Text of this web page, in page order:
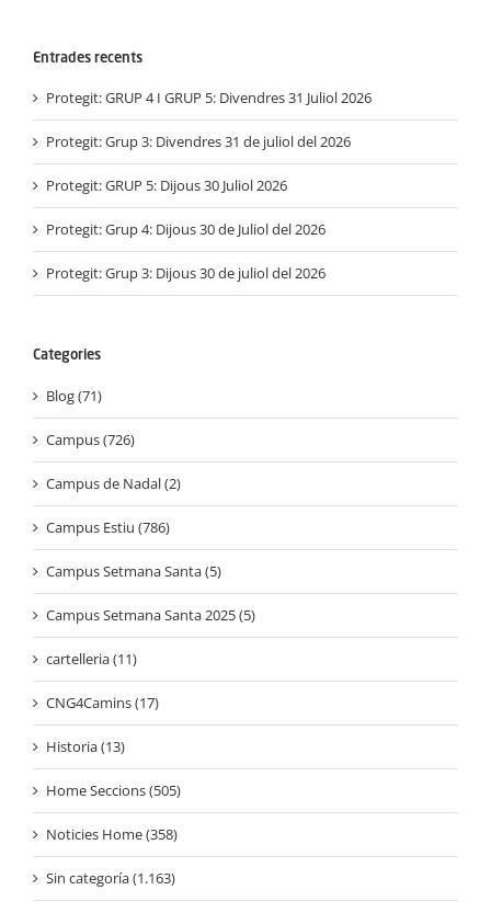
Entrades recents
Protegit: GRUP 4 I GRUP 5: Divendres 31 Juliol 2026
Protegit: Grup 3: Divendres 31 de juliol del 2026
Protegit: GRUP 5: Dijous 30 Juliol 2026
Protegit: Grup 4: Dijous 30 de Juliol del 2026
Protegit: Grup 3: Dijous 30 de juliol del 2026
Categories
Blog (71)
Campus (726)
Campus de Nadal (2)
Campus Estiu (786)
Campus Setmana Santa (5)
Campus Setmana Santa 2025 (5)
cartelleria (11)
CNG4Camins (17)
Historia (13)
Home Seccions (505)
Noticies Home (358)
Sin categoría (1.163)